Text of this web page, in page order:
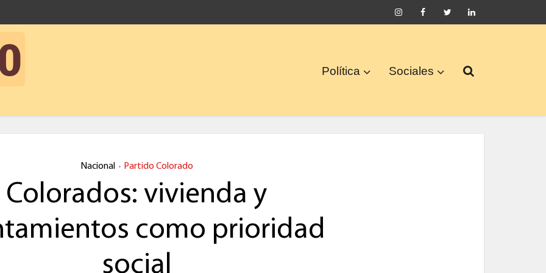
Política Sociales
Nacional • Partido Colorado
Colorados: vivienda y
como prioridad
social